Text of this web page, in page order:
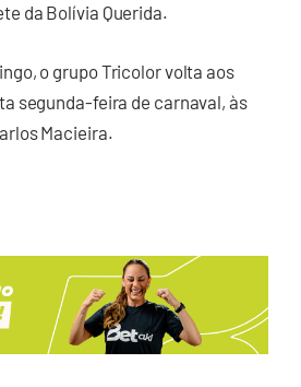
da Bolívia Querida.
o grupo Tricolor volta aos
segunda-feira de carnaval, às
Macieira.